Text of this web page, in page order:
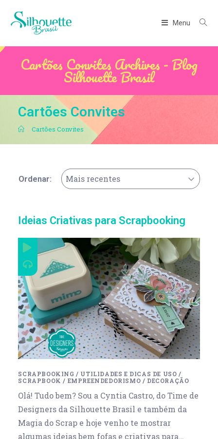
Menu
Cartões Convites Archives - Blog
Silhouette Brasil
Cartões Convites
. Cartões Convites
Ordenar: Mais recentes
Ideias Criativas para Scrapbooking
SCRAPBOOKING / UTILIDADES E DICAS DE USO /
SCRAPBOOK / EMPREENDEDORISMO / DECORAÇÃO
Olá! Tudo bem? Sou a Cyntia Castro, do Time de
Designers da Silhouette Brasil e também da
Magia do Scrap e hoje venho te mostrar
algumas ideias bem fofas e criativas para…